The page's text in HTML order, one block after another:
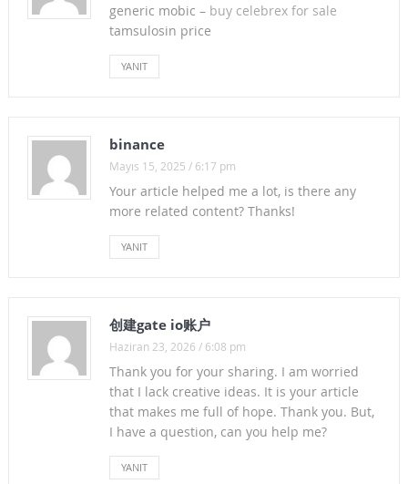
generic mobic – buy celebrex for sale
tamsulosin price
YANIT
binance
Mayıs 15, 2025 / 6:17 pm
Your article helped me a lot, is there any
more related content? Thanks!
YANIT
创建gate io账户
Haziran 23, 2026 / 6:08 pm
Thank you for your sharing. I am worried
that I lack creative ideas. It is your article
that makes me full of hope. Thank you. But,
I have a question, can you help me?
YANIT